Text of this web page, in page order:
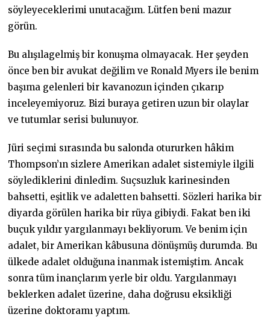
söyleyeceklerimi unutacağım. Lütfen beni mazur
görün.
Bu alışılagelmiş bir konuşma olmayacak. Her şeyden
önce ben bir avukat değilim ve Ronald Myers ile benim
başıma gelenleri bir kavanozun içinden çıkarıp
inceleyemiyoruz. Bizi buraya getiren uzun bir olaylar
ve tutumlar serisi bulunuyor.
Jüri seçimi sırasında bu salonda otururken hâkim
Thompson’ın sizlere Amerikan adalet sistemiyle ilgili
söylediklerini dinledim. Suçsuzluk karinesinden
bahsetti, eşitlik ve adaletten bahsetti. Sözleri harika bir
diyarda görülen harika bir rüya gibiydi. Fakat ben iki
buçuk yıldır yargılanmayı bekliyorum. Ve benim için
adalet, bir Amerikan kâbusuna dönüşmüş durumda. Bu
ülkede adalet olduğuna inanmak istemiştim. Ancak
sonra tüm inançlarım yerle bir oldu. Yargılanmayı
beklerken adalet üzerine, daha doğrusu eksikliği
üzerine doktoramı yaptım.